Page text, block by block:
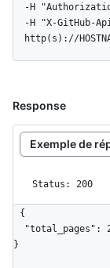
http(s)://
Response
Exemple de
Status: 200
{
}